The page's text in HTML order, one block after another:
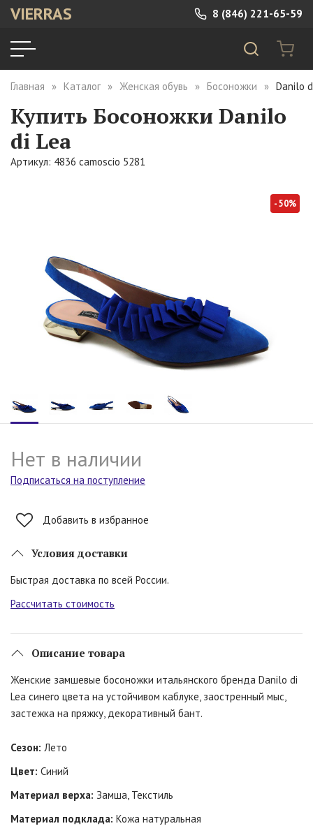
VIERRAS 8 (846) 221-65-59
Главная Каталог Женская обувь Босоножки Danilo
Купить Босоножки Danilo
di Lea
Артикул: 4836 camoscio 5281
- 50%
Нет в наличии
Подписаться на поступление
Добавить в избранное
Условия доставки
Быстрая доставка по всей России.
Рассчитать стоимость
Описание товара
Женские замшевые босоножки итальянского бренда Danilo di
Lea синего цвета на устойчивом каблуке, заостренный мыс,
застежка на пряжку, декоративный бант.
Сезон: Лето
Цвет: Синий
Материал верха: Замша, Текстиль
Материал подклада: Кожа натуральная